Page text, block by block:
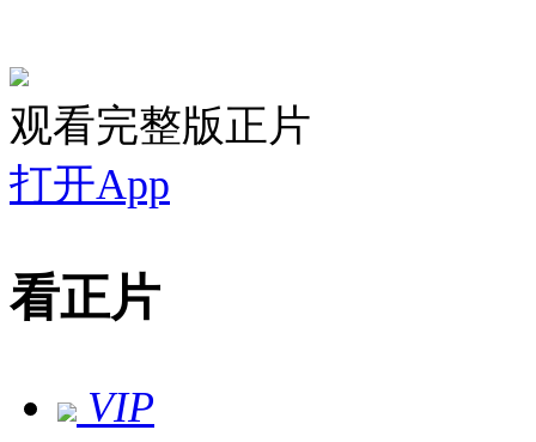
观看完整版正片
打开App
看正片
VIP